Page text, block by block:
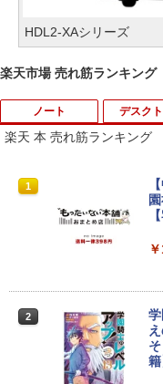
HDL2-XAシリーズ
楽天市場 売れ筋ランキング
ノート
1
デスク
1
2
楽天 本 売れ筋ランキング
1
2